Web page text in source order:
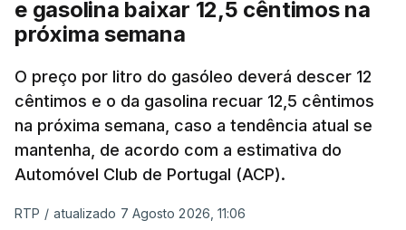
O índice, que acompanha as variações mensais
de um cabaz de produtos alimentares
comercializados internacionalmente, subiu para
131,1 pontos em julho, face aos 130,3 de junho.
O aumento dos preços dos alimentos básicos
e gasolina baixar 12,5 cêntimos na
próxima semana
O preço por litro do gasóleo deverá descer 12
cêntimos e o da gasolina recuar 12,5 cêntimos
na próxima semana, caso a tendência atual se
mantenha, de acordo com a estimativa do
Automóvel Club de Portugal (ACP).
RTP / atualizado 7 Agosto 2026, 11:06